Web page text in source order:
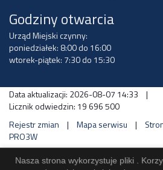
Godziny otwarcia
Urząd Miejski czynny:
poniedziałek: 8:00 do 16:00
wtorek-piątek: 7:30 do 15:30
Data aktualizacji: 2026-08-07 14:33
|
Licznik odwiedzin: 19 696 500
Rejestr zmian
| Mapa serwisu |
PRO3W
Nasza strona wykorzystuje pliki .